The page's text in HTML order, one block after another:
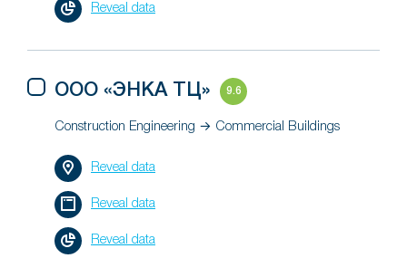
Reveal data
ООО «ЭНКА ТЦ» 9.6
Construction Engineering → Commercial Buildings
Reveal data
Reveal data
Reveal data